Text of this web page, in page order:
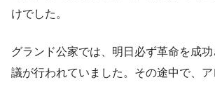
けでした。
グランド公家では、明日必ず革命を成
議が行われていました。その途中で、